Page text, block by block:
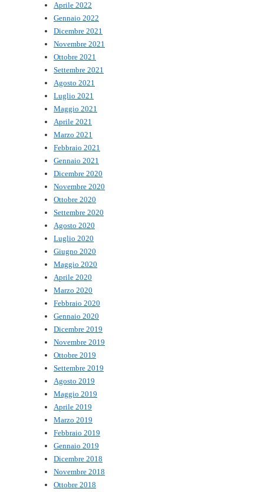
Aprile 2022
Gennaio 2022
Dicembre 2021
Novembre 2021
Ottobre 2021
Settembre 2021
Agosto 2021
Luglio 2021
Maggio 2021
Aprile 2021
Marzo 2021
Febbraio 2021
Gennaio 2021
Dicembre 2020
Novembre 2020
Ottobre 2020
Settembre 2020
Agosto 2020
Luglio 2020
Giugno 2020
Maggio 2020
Aprile 2020
Marzo 2020
Febbraio 2020
Gennaio 2020
Dicembre 2019
Novembre 2019
Ottobre 2019
Settembre 2019
Agosto 2019
Maggio 2019
Aprile 2019
Marzo 2019
Febbraio 2019
Gennaio 2019
Dicembre 2018
Novembre 2018
Ottobre 2018